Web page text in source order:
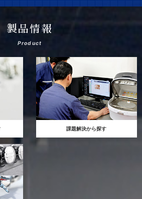
製品情報
Product
課題解決から探す